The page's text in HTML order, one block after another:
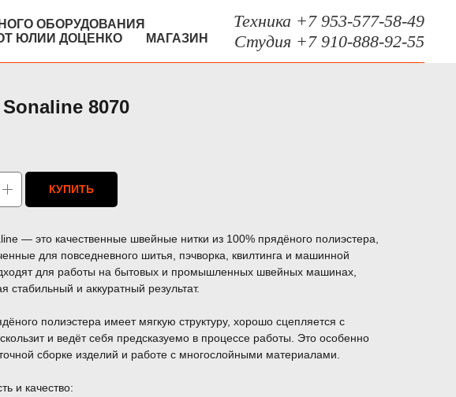
ОБОРУДОВАНИЯ
ЮЛИИ ДОЦЕНКО МАГАЗИН
Техника +7 953-577-58-49
Студия +7 910-888-92-55
8070
КУПИТЬ
— это качественные швейные нитки из 100% прядёного полиэстера,
для повседневного шитья, пэчворка, квилтинга и машинной
для работы на бытовых и промышленных швейных машинах,
стабильный и аккуратный результат.
полиэстера имеет мягкую структуру, хорошо сцепляется с
и ведёт себя предсказуемо в процессе работы. Это особенно
сборке изделий и работе с многослойными материалами.
и качество: